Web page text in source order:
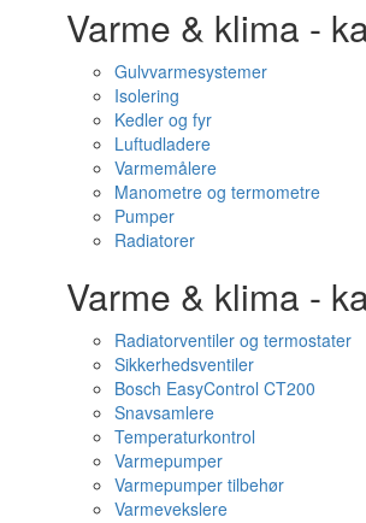
Varme & klima -
Gulvvarmesystemer
Isolering
Kedler og fyr
Luftudladere
Varmemålere
Manometre og termometre
Pumper
Radiatorer
Varme & klima -
Radiatorventiler og termostater
Sikkerhedsventiler
Bosch EasyControl CT200
Snavsamlere
Temperaturkontrol
Varmepumper
Varmepumper tilbehør
Varmevekslere